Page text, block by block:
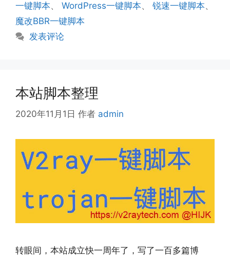
一键脚本、 WordPress一键脚本、 锐速一键脚本、
魔改BBR一键脚本
发表评论
本站脚本整理
2020年11月1日 作者 admin
转眼间，本站成立快一周年了，写了一百多篇博